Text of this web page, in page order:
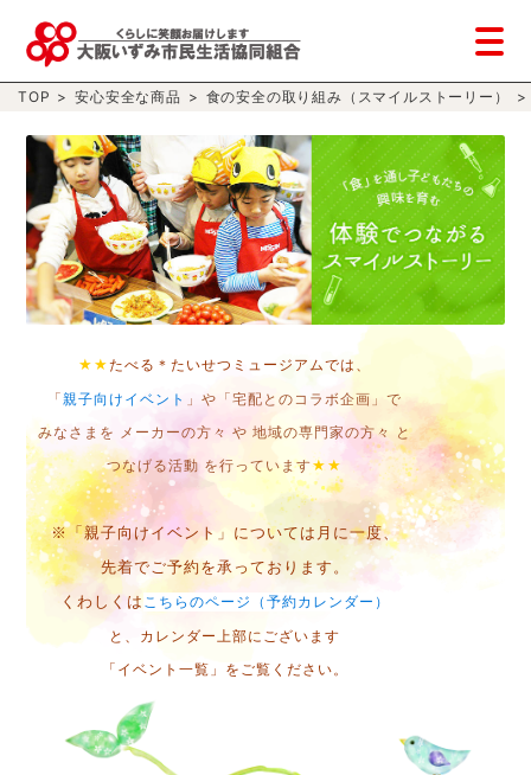
TOP > 安心安全な商品 > 食の安全の取り組み（スマイルストーリー） >
★★たべる＊たいせつミュージアムでは、
「親子向けイベント 」や「宅配とのコラボ企画」で
みなさまを メーカーの方々 や 地域の専門家の方々 と
つなげる活動 を行っています★★
※「親子向けイベント」 については月に一度、
先着でご予約を承っております。
くわしくはこちらのページ（予約カレンダー）
と、カレンダー上部にございます
「イベント一覧」をご覧ください。